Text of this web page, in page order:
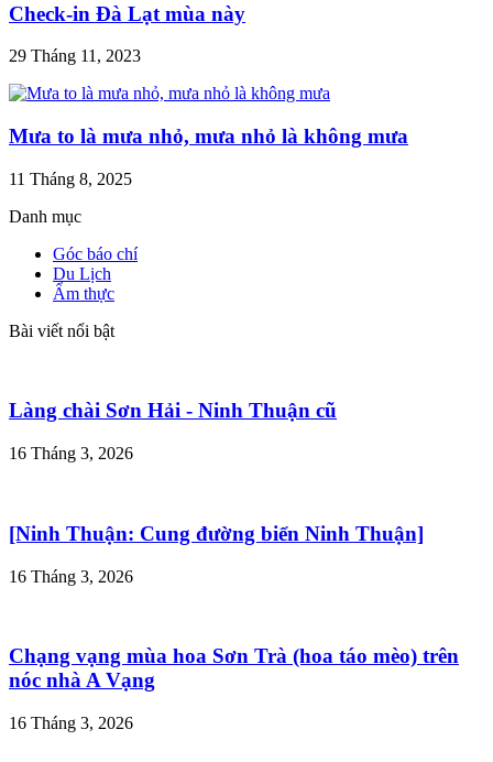
Check-in Đà Lạt mùa này
29 Tháng 11, 2023
Mưa to là mưa nhỏ, mưa nhỏ là không mưa
11 Tháng 8, 2025
Danh mục
Góc báo chí
Du Lịch
Ẩm thực
Bài viết nổi bật
Làng chài Sơn Hải - Ninh Thuận cũ
16 Tháng 3, 2026
[Ninh Thuận: Cung đường biển Ninh Thuận]
16 Tháng 3, 2026
Chạng vạng mùa hoa Sơn Trà (hoa táo mèo) trên
nóc nhà A Vạng
16 Tháng 3, 2026